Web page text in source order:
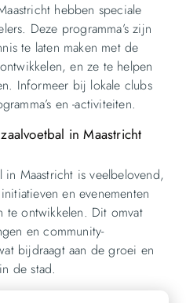
hebben speciale
Deze programma’s zijn
te laten maken met de
en ze te helpen
Informeer bij lokale clubs
en -activiteiten.
in Maastricht
in Maastricht is veelbelovend,
en evenementen
ontwikkelen. Dit omvat
en community-
bijdraagt aan de groei en
de stad.